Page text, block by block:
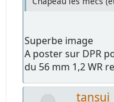
Hier, à 1,2.
Et pour certains,
Chapeau les mecs
May the Pasta be